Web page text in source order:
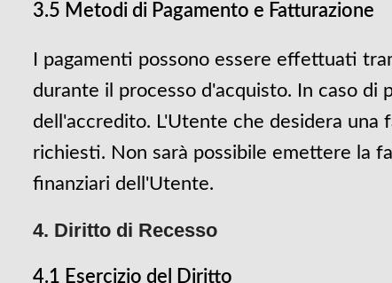
3.5 Metodi di Pagamento e Fatturazione
I pagamenti possono essere effettuati
durante il processo d'acquisto. In caso di
dell'accredito. L'Utente che desidera
richiesti. Non sarà possibile emettere la
finanziari dell'Utente.
4. Diritto di Recesso
4.1 Esercizio del Diritto